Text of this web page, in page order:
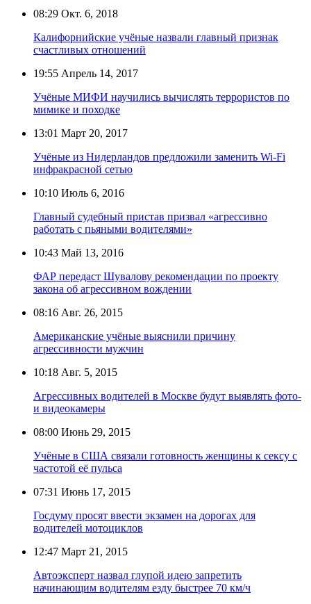
08:29 Окт. 6, 2018
Калифорнийские учёные назвали главный признак
счастливых отношений
19:55 Апрель 14, 2017
Учёные МИФИ научились вычислять террористов по
мимике и походке
13:01 Март 20, 2017
Учёные из Нидерландов предложили заменить Wi-Fi
инфракрасной сетью
10:10 Июль 6, 2016
Главный судебный пристав призвал «агрессивно
работать с пьяными водителями»
10:43 Май 13, 2016
ФАР передаст Шувалову рекомендации по проекту
закона об агрессивном вождении
08:16 Авг. 26, 2015
Американские учёные выяснили причину
агрессивности мужчин
10:18 Авг. 5, 2015
Агрессивных водителей в Москве будут выявлять фото-
и видеокамеры
08:00 Июнь 29, 2015
Учёные в США связали готовность женщины к сексу с
частотой её пульса
07:31 Июнь 17, 2015
Госдуму просят ввести экзамен на дорогах для
водителей мотоциклов
12:47 Март 21, 2015
Автоэксперт назвал глупой идею запретить
начинающим водителям езду быстрее 70 км/ч